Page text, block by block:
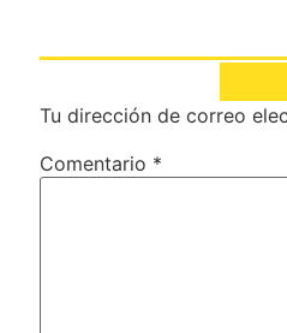
Tu dirección de correo
Comentario *